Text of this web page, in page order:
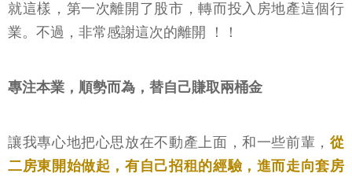
就這樣，第一次離開了股市，轉而投入房地產這個行
業。不過，非常感謝這次的離開 ！！
專注本業，順勢而為，替自己賺取兩桶金
讓我專心地把心思放在不動產上面，和一些前輩， 從
二房東開始做起，有自己招租的經驗，進而走向套房